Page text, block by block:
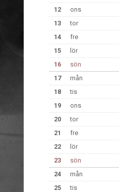
12
ons
13
tor
14
fre
15
lör
16
sön
17
mån
18
tis
19
ons
20
tor
21
fre
22
lör
23
sön
24
mån
25
tis